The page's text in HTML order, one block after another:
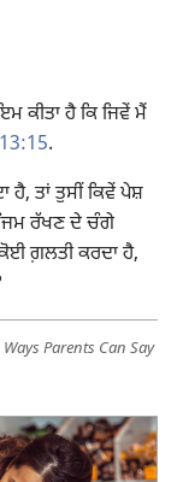
ਕੀਤਾ ਹੈ ਕਿ ਜਿਵੇਂ ਮੈਂ
.
ਹੈ, ਤਾਂ ਤੁਸੀਂ ਕਿਵੇਂ ਪੇਸ਼
ਰੱਖਣ ਦੇ ਚੰਗੇ
ਗ਼ਲਤੀ ਕਰਦਾ ਹੈ,
Parents Can Say